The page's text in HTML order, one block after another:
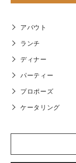
アバウト
ランチ
ディナー
パーティー
プロポーズ
ケータリング